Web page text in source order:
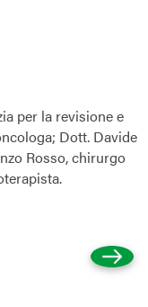
per la revisione e
Dott. Davide
Rosso, chirurgo